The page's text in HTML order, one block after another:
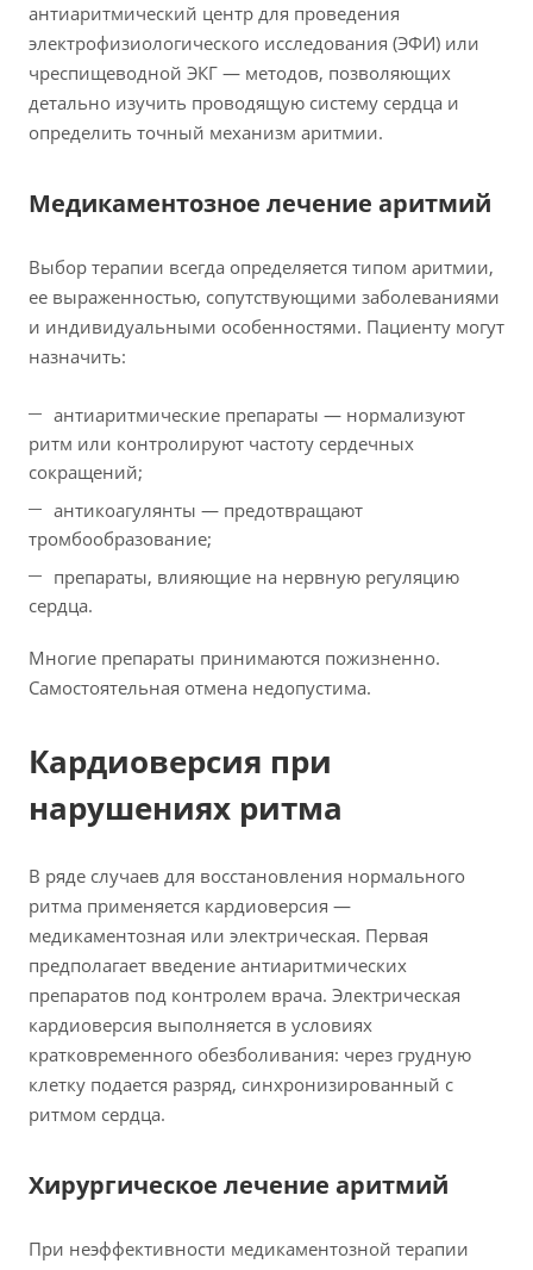
антиаритмический центр для проведения
электрофизиологического исследования (ЭФИ) или
чреспищеводной ЭКГ — методов, позволяющих
детально изучить проводящую систему сердца и
определить точный механизм аритмии.
Медикаментозное лечение аритмий
Выбор терапии всегда определяется типом аритмии,
ее выраженностью, сопутствующими заболеваниями
и индивидуальными особенностями. Пациенту могут
назначить:
антиаритмические препараты — нормализуют
ритм или контролируют частоту сердечных
сокращений;
антикоагулянты — предотвращают
тромбообразование;
препараты, влияющие на нервную регуляцию
сердца.
Многие препараты принимаются пожизненно.
Самостоятельная отмена недопустима.
Кардиоверсия при
нарушениях ритма
В ряде случаев для восстановления нормального
ритма применяется кардиоверсия —
медикаментозная или электрическая. Первая
предполагает введение антиаритмических
препаратов под контролем врача. Электрическая
кардиоверсия выполняется в условиях
кратковременного обезболивания: через грудную
клетку подается разряд, синхронизированный с
ритмом сердца.
Хирургическое лечение аритмий
При неэффективности медикаментозной терапии